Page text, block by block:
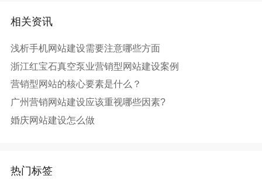
相关资讯
浅析手机网站建设需要注意哪些方面
浙江红宝石真空泵业营销型网站建设案例
营销型网站的核心要素是什么？
广州营销网站建设应该重视哪些因素?
婚庆网站建设怎么做
热门标签